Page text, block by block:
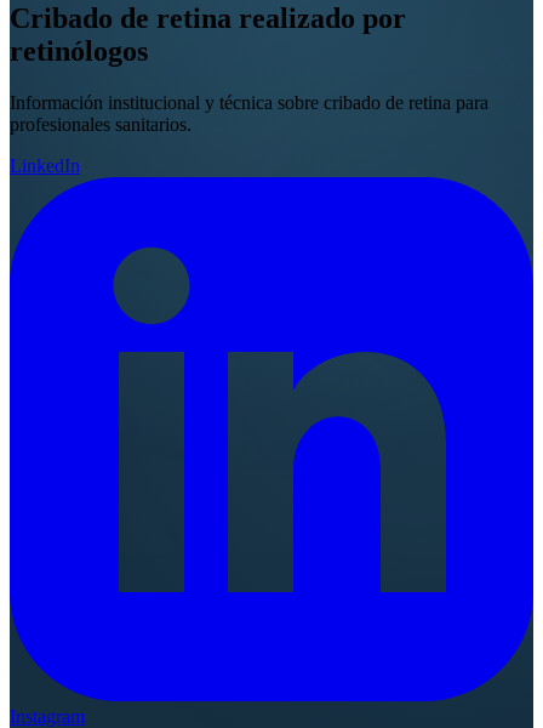
Cribado de retina realizado por
retinólogos
Información institucional y técnica sobre cribado de retina para
profesionales sanitarios.
LinkedIn
Instagram